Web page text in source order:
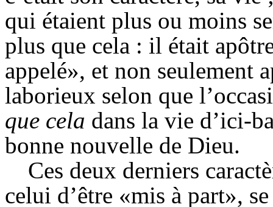
qui étaient plus ou moins
plus que cela : il était
appelé», et non seulement
laborieux selon que
que cela dans la vie d’ici-
bonne nouvelle de Dieu.
Ces deux derniers
celui d’être «mis à part»,